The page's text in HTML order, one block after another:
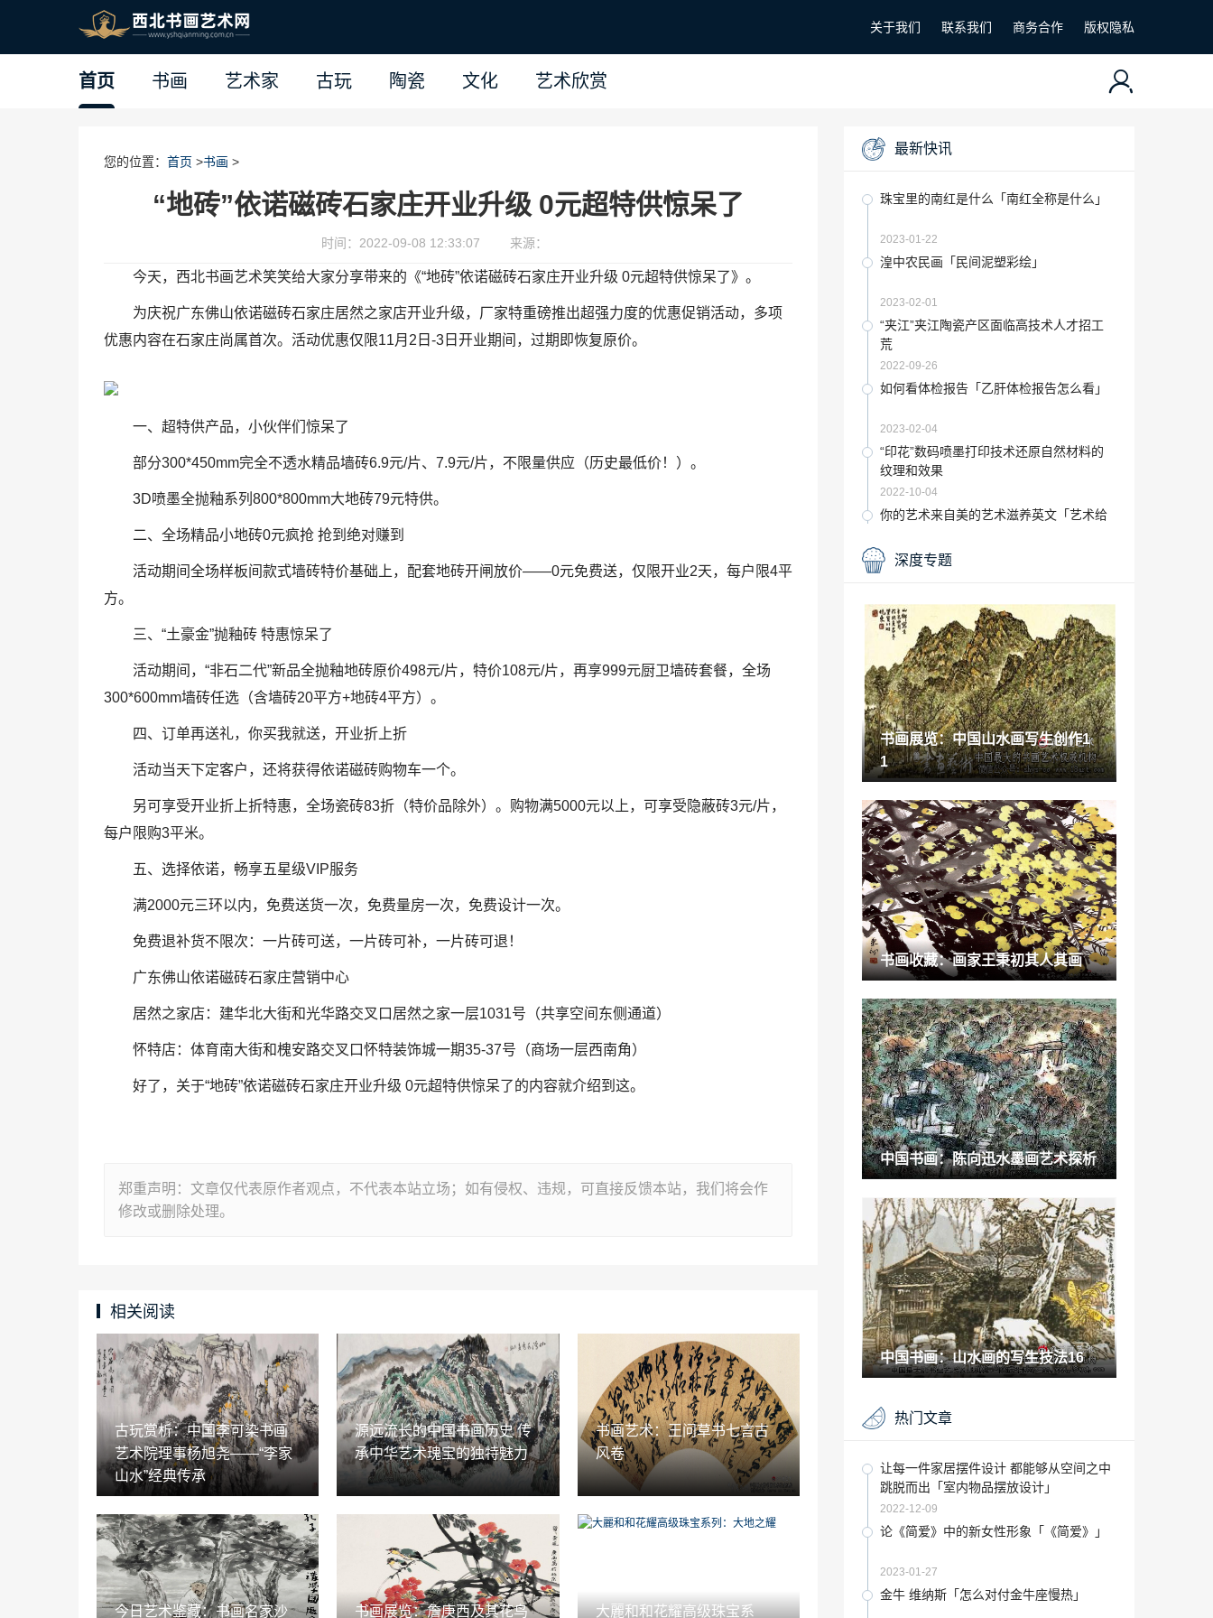
关于我们 联系我们 商务合作 版权隐私
首页 书画 艺术家 古玩 陶瓷 文化 艺术欣赏
您的位置： 首页 >书画 >
“地砖”依诺磁砖石家庄开业升级 0元超特供惊呆了
时间：2022-09-08 12:33:07 来源：
今天，西北书画艺术笑笑给大家分享带来的《“地砖”依诺磁砖石家庄开业升级 0元超特供惊呆了》。
为庆祝广东佛山依诺磁砖石家庄居然之家店开业升级，厂家特重磅推出超强力度的优惠促销活动，多项
优惠内容在石家庄尚属首次。活动优惠仅限11月2日-3日开业期间，过期即恢复原价。
一、超特供产品，小伙伴们惊呆了
部分300*450mm完全不透水精品墙砖6.9元/片、7.9元/片，不限量供应（历史最低价！）。
3D喷墨全抛釉系列800*800mm大地砖79元特供。
二、全场精品小地砖0元疯抢 抢到绝对赚到
活动期间全场样板间款式墙砖特价基础上，配套地砖开闸放价——0元免费送，仅限开业2天，每户限4平
方。
三、“土豪金”抛釉砖 特惠惊呆了
活动期间，“非石二代”新品全抛釉地砖原价498元/片，特价108元/片，再享999元厨卫墙砖套餐，全场
300*600mm墙砖任选（含墙砖20平方+地砖4平方）。
四、订单再送礼，你买我就送，开业折上折
活动当天下定客户，还将获得依诺磁砖购物车一个。
另可享受开业折上折特惠，全场瓷砖83折（特价品除外）。购物满5000元以上，可享受隐蔽砖3元/片，
每户限购3平米。
五、选择依诺，畅享五星级VIP服务
满2000元三环以内，免费送货一次，免费量房一次，免费设计一次。
免费退补货不限次：一片砖可送，一片砖可补，一片砖可退！
广东佛山依诺磁砖石家庄营销中心
居然之家店：建华北大街和光华路交叉口居然之家一层1031号（共享空间东侧通道）
怀特店：体育南大街和槐安路交叉口怀特装饰城一期35-37号（商场一层西南角）
好了，关于“地砖”依诺磁砖石家庄开业升级 0元超特供惊呆了的内容就介绍到这。
郑重声明：文章仅代表原作者观点，不代表本站立场；如有侵权、违规，可直接反馈本站，我们将会作
修改或删除处理。
相关阅读
古玩赏析：中国李可染书画
艺术院理事杨旭尧——“李家
山水”经典传承
源远流长的中国书画历史 传
承中华艺术瑰宝的独特魅力
书画艺术：王问草书七言古
风卷
今日艺术鉴藏：书画名家沙 书画展览：詹庚西及其花鸟 大麗和和花耀高级珠宝系
最新快讯
珠宝里的南红是什么「南红全称是什么」
2023-01-22
湟中农民画「民间泥塑彩绘」
2023-02-01
“夹江”夹江陶瓷产区面临高技术人才招工
荒
2022-09-26
如何看体检报告「乙肝体检报告怎么看」
2023-02-04
“印花”数码喷墨打印技术还原自然材料的
纹理和效果
2022-10-04
你的艺术来自美的艺术滋养英文「艺术给
2023-01-27
2021-12-10
素江南墙布是十大品牌吗「素江南墙布的
产品」
2022-11-18
抖音一夜爆红的\\「抖音一夜红人」
2022-11-25
百乐达斯体育「百乐达斯代言人」
2022-11-20
艺术百科：突破藩篱见天真
2021-09-27
明星中的美术高手:谁能想到他们深藏不露
的秘密「深藏不露是高人」
2022-12-21
湖南农村老房子改造装修「养老费子女拿
多少合适」
2023-01-05
你知道玉石雕件有什么寓意吗「玉器寓意
大全」
2022-12-01
长春民办高中入学条件「长春市概况」
2023-01-06
紫砂壶绘画「手捏紫砂壶」
书画赏析：可佳艺术‖巧镯天功，经典传袭
——可佳博物馆古代手镯艺术藏品鉴赏
2021-06-05
艺术幼儿师范学院「艺术幼师是什么专
业」
2023-01-11
看岚图如何表达艺术无界之美「看岚图如
何表达艺术无界」
2023-01-08
瓦萨里和他的名人传「西方思想家有哪
些」
2022-12-13
“夹江”三年再增220亿元！夹江为陶瓷产业
2022-10-15
“瓷砖”实力宠粉！QD瓷砖专属品牌粉丝节
深度专题
书画展览：中国山水画写生创作1
1
书画收藏：画家王秉初其人其画
中国书画：陈向迅水墨画艺术探析
中国书画：山水画的写生技法16
热门文章
让每一件家居摆件设计 都能够从空间之中
跳脱而出「室内物品摆放设计」
2022-12-09
论《简爱》中的新女性形象「《简爱》」
2023-01-27
金牛 维纳斯「怎么对付金牛座慢热」